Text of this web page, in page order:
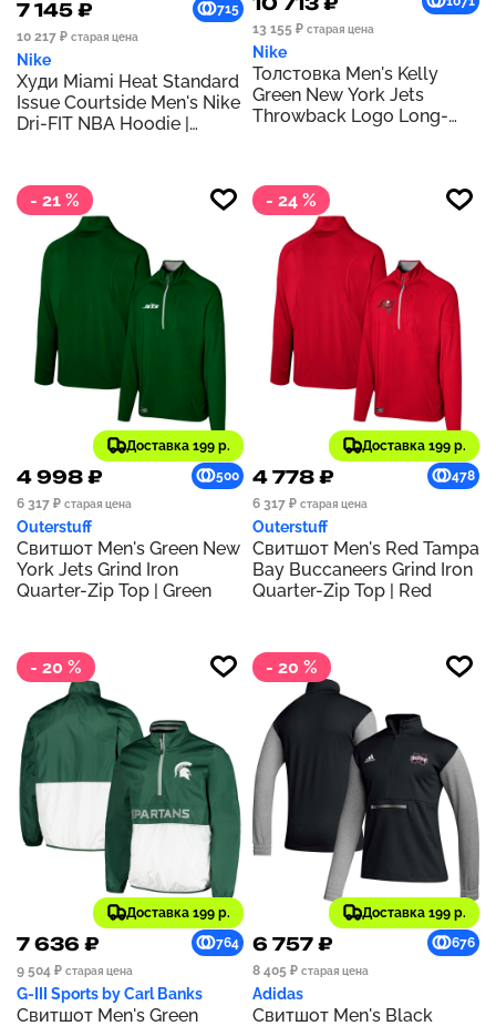
7 145 ₽
715
10 217 ₽ старая цена
Nike
Худи Miami Heat Standard
Issue Courtside Men's Nike
Dri-FIT NBA Hoodie |
13 155 ₽ старая цена
Nike
Толстовка Men's Kelly
Green New York Jets
Throwback Logo Long-
- 21 %
Доставка 199 р.
4 998 ₽
500
6 317 ₽ старая цена
Outerstuff
Свитшот Men's Green New
York Jets Grind Iron
Quarter-Zip Top | Green
- 24 %
Доставка 199 р.
4 778 ₽
478
6 317 ₽ старая цена
Outerstuff
Свитшот Men's Red Tampa
Bay Buccaneers Grind Iron
Quarter-Zip Top | Red
- 20 %
Доставка 199 р.
7 636 ₽
764
9 504 ₽ старая цена
G-III Sports by Carl Banks
Свитшот Men's Green
- 20 %
Доставка 199 р.
6 757 ₽
676
8 405 ₽ старая цена
Adidas
Свитшот Men's Black